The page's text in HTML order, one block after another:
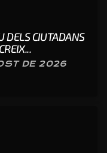
DELS CIUTADANS
DE 2026